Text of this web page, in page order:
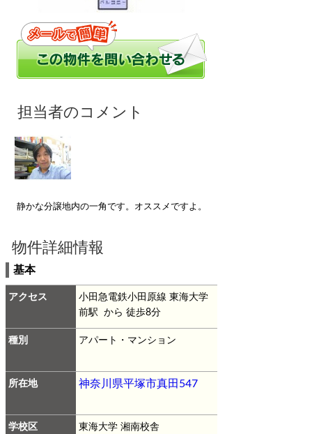
静かな分譲地内の一角です。オススメですよ。
物件詳細情報
基本
アクセス
小田急電鉄小田原線 東海大学
前駅 から 徒歩8分
種別 アパート・マンション
所在地 神奈川県平塚市真田547
学校区 東海大学 湘南校舎